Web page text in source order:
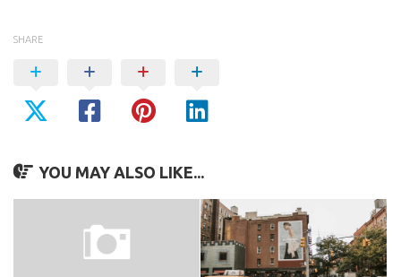
SHARE
YOU MAY ALSO LIKE...